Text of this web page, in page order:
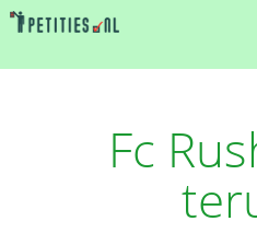
Fc